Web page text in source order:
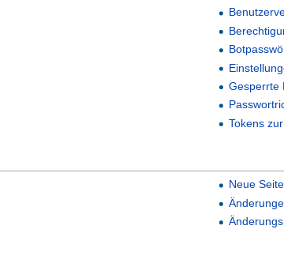
Gesperrte
Tokens
Neue